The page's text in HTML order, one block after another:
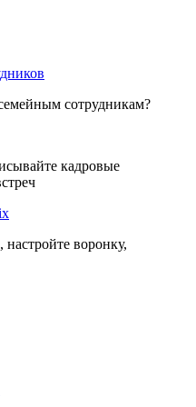
сотрудникам?
кадровые
воронку,